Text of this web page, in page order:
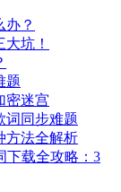
办？
坑！
题
密迷宫
词同步难题
方法全解析
下载全攻略：3